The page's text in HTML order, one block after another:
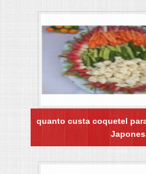
quanto custa coquetel